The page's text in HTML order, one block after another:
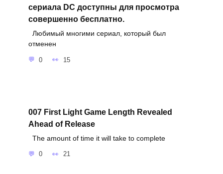
сериала DC доступны для просмотра
совершенно бесплатно.
Любимый многими сериал, который был
отменен
0 15
007 First Light Game Length Revealed
Ahead of Release
The amount of time it will take to complete
0 21